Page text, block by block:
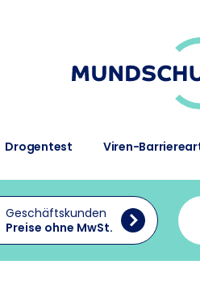
Drogentest Viren-
Geschäftskunden
Preise ohne MwSt.